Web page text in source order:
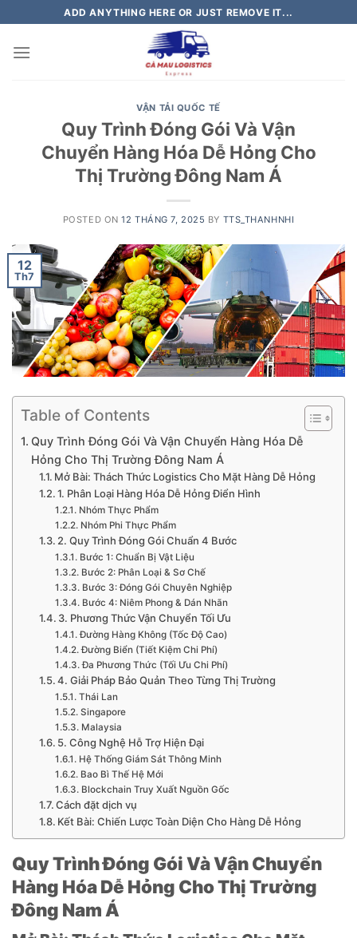
to
content
ADD ANYTHING HERE OR JUST REMOVE IT...
VẬN TẢI QUỐC TẾ
Quy Trình Đóng Gói Và Vận
Chuyển Hàng Hóa Dễ Hỏng Cho
Thị Trường Đông Nam Á
POSTED ON12 THÁNG 7, 2025 BY TTS_THANHNHI
12
Th7
Table of Contents
Quy Trình Đóng Gói Và Vận Chuyển Hàng Hóa Dễ
Hỏng Cho Thị Trường Đông Nam Á
Mở Bài: Thách Thức Logistics Cho Mặt Hàng Dễ Hỏng
1. Phân Loại Hàng Hóa Dễ Hỏng Điển Hình
Nhóm Thực Phẩm
Nhóm Phi Thực Phẩm
2. Quy Trình Đóng Gói Chuẩn 4 Bước
Bước 1: Chuẩn Bị Vật Liệu
Bước 2: Phân Loại & Sơ Chế
Bước 3: Đóng Gói Chuyên Nghiệp
Bước 4: Niêm Phong & Dán Nhãn
3. Phương Thức Vận Chuyển Tối Ưu
Đường Hàng Không (Tốc Độ Cao)
Đường Biển (Tiết Kiệm Chi Phí)
Đa Phương Thức (Tối Ưu Chi Phí)
4. Giải Pháp Bảo Quản Theo Từng Thị Trường
Thái Lan
Singapore
Malaysia
5. Công Nghệ Hỗ Trợ Hiện Đại
Hệ Thống Giám Sát Thông Minh
Bao Bì Thế Hệ Mới
Blockchain Truy Xuất Nguồn Gốc
Cách đặt dịch vụ
Kết Bài: Chiến Lược Toàn Diện Cho Hàng Dễ Hỏng
Quy Trình Đóng Gói Và Vận Chuyển
Hàng Hóa Dễ Hỏng Cho Thị Trường
Đông Nam Á